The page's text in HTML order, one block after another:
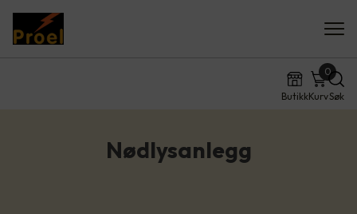
ButikkKurv
0
Søk
Nødlysanlegg